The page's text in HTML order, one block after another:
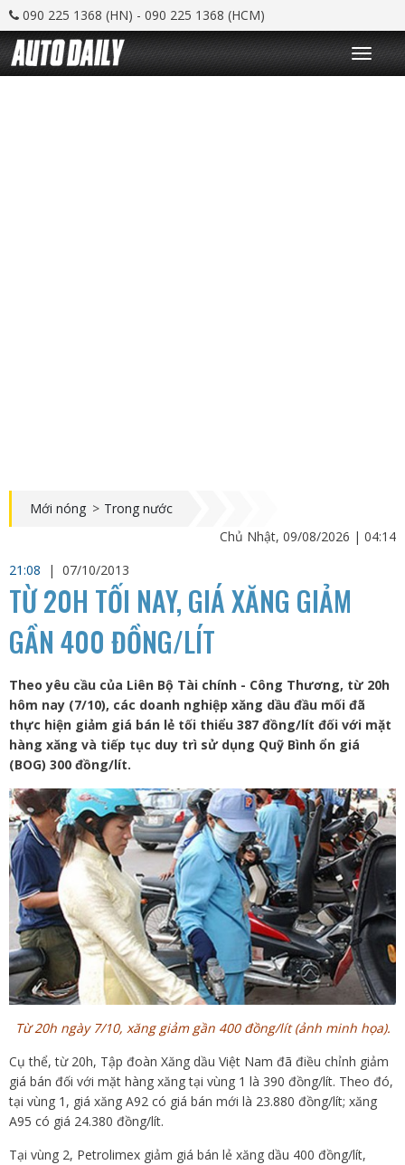
090 225 1368 (HN) - 090 225 1368 (HCM)
T
o
g
Mới nóng > Trong nước
Chủ Nhật, 09/08/2026 | 04:14
21:08
| 07/10/2013
TỪ 20H TỐI NAY, GIÁ XĂNG GIẢM
GẦN 400 ĐỒNG/LÍT
Theo yêu cầu của Liên Bộ Tài chính - Công Thương, từ 20h
hôm nay (7/10), các doanh nghiệp xăng dầu đầu mối đã
thực hiện giảm giá bán lẻ tối thiểu 387 đồng/lít đối với mặt
hàng xăng và tiếp tục duy trì sử dụng Quỹ Bình ổn giá
(BOG) 300 đồng/lít.
Từ 20h ngày 7/10, xăng giảm gần 400 đồng/lít (ảnh minh họa).
Cụ thể, từ 20h, Tập đoàn Xăng dầu Việt Nam đã điều chỉnh giảm
giá bán đối với mặt hàng xăng tại vùng 1 là 390 đồng/lít. Theo đó,
tại vùng 1, giá xăng A92 có giá bán mới là 23.880 đồng/lít; xăng
A95 có giá 24.380 đồng/lít.
Tại vùng 2, Petrolimex giảm giá bán lẻ xăng dầu 400 đồng/lít,